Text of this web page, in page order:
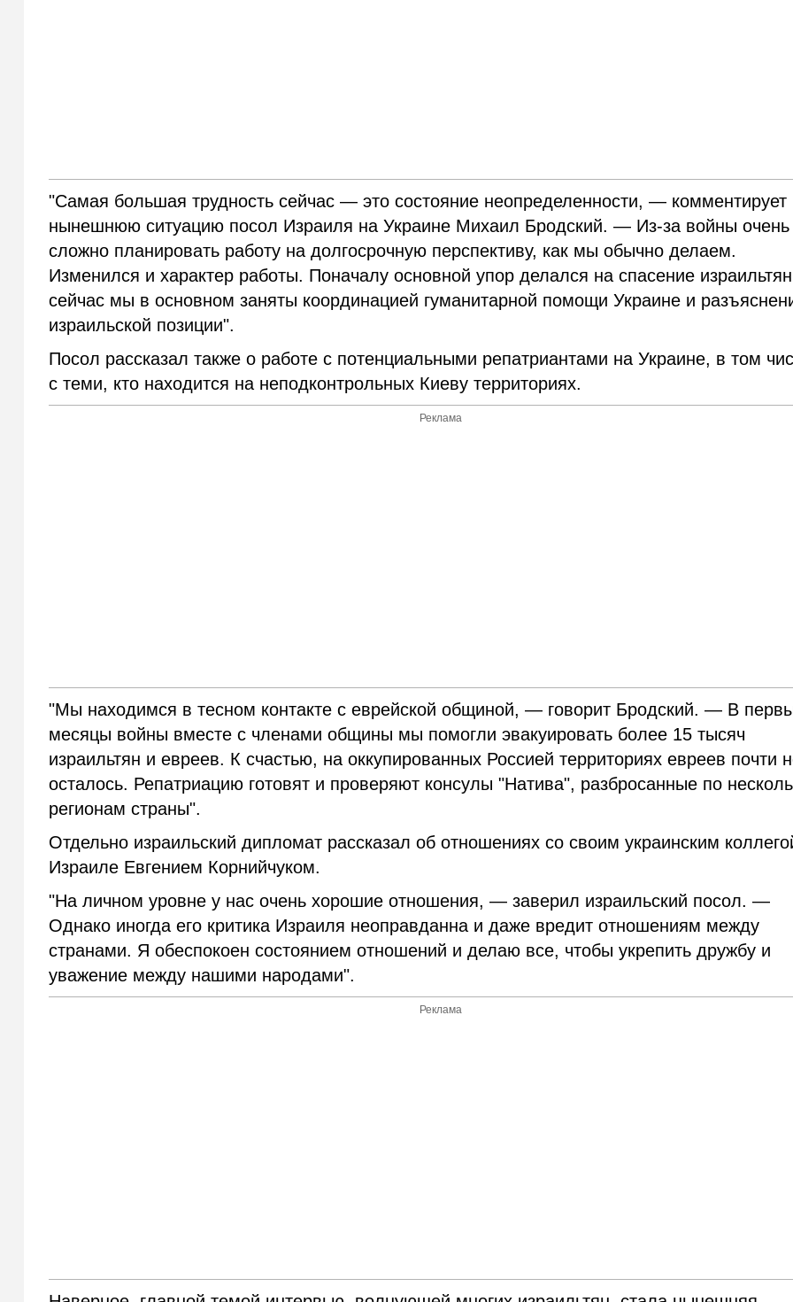
"Самая большая трудность сейчас — это состояние неопределенности, — комментирует
нынешнюю ситуацию посол Израиля на Украине Михаил Бродский. — Из-за войны очень
сложно планировать работу на долгосрочную перспективу, как мы обычно делаем.
Изменился и характер работы. Поначалу основной упор делался на спасение
сейчас мы в основном заняты координацией гуманитарной помощи Украине и
израильской позиции".
Посол рассказал также о работе с потенциальными репатриантами на Украине, в том
с теми, кто находится на неподконтрольных Киеву территориях.
Реклама
"Мы находимся в тесном контакте с еврейской общиной, — говорит Бродский. — В
месяцы войны вместе с членами общины мы помогли эвакуировать более 15 тысяч
израильтян и евреев. К счастью, на оккупированных Россией территориях евреев почти
осталось. Репатриацию готовят и проверяют консулы "Натива", разбросанные по
регионам страны".
Отдельно израильский дипломат рассказал об отношениях со своим украинским
Израиле Евгением Корнийчуком.
"На личном уровне у нас очень хорошие отношения, — заверил израильский посол. —
Однако иногда его критика Израиля неоправданна и даже вредит отношениям между
странами. Я обеспокоен состоянием отношений и делаю все, чтобы укрепить дружбу и
уважение между нашими народами".
Реклама